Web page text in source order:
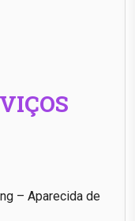
– Aparecida de